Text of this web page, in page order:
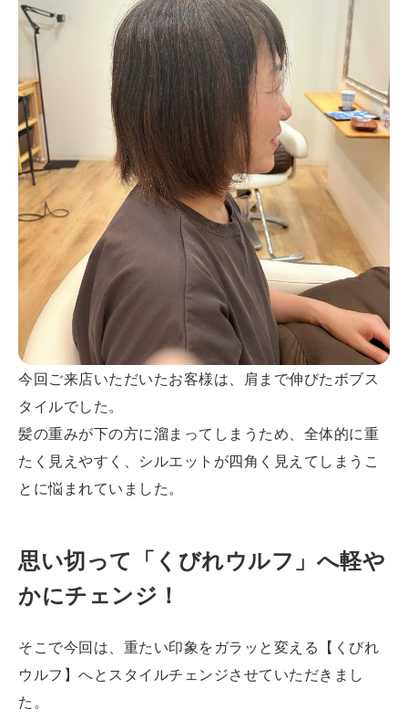
今回ご来店いただいたお客様は、肩まで伸びたボブス
タイルでした。
髪の重みが下の方に溜まってしまうため、全体的に重
たく見えやすく、シルエットが四角く見えてしまうこ
とに悩まれていました。
思い切って「くびれウルフ」へ軽や
かにチェンジ！
そこで今回は、重たい印象をガラッと変える【くびれ
ウルフ】へとスタイルチェンジさせていただきまし
た。